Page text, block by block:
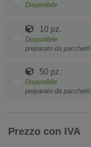
Disponibile
10 pz.
Disponibile
preparato da
50 pz.
Disponibile
preparato da
Prezzo con IVA